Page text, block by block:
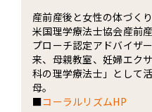
産前産後と女性の体づく
米国理学療法士協会産前
プローチ認定アドバイザ
来、母親教室、妊婦エク
科の理学療法士」として
母。
■コーラルリズムHP